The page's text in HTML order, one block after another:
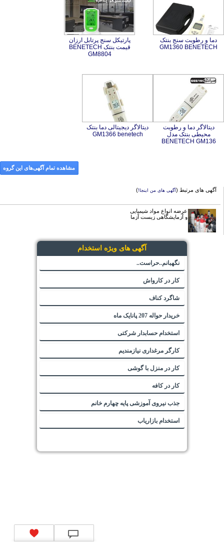
دما و رطوبت سنج بنتک
GM1360 BENETECH
پارتیکل سنج پرتابل ارزان
قیمت بنتک BENETECH
GM8804
دیتالاگر دما و رطوبت
محیطی بنتک مدل
BENETECH GM136
دیتالاگر دیجیتالی دما بنتک
GM1366 benetech
مشاهده تمام آگهی‌های این گروه
آگهی های مرتبط (آگهی های من اینجا!)
عرضه انواع مواد شیمیایی
و آزمایشگاهی زیست آزما
آگهی های ویژه استخدام
نگهبانم..حراست..
کار در کارواش
شاگرد کناف
خریدار حواله 207 پانایک ماه
استخدام حسابدار شرکتی
کارگر مرغداری نیازمندیم
کار در منزل با گوشی
کار در کافه
جذب نیروی آموزشی پایه چهارم خانم
استخدام بازاریاب